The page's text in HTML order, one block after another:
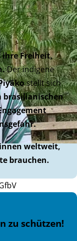
Freiheit,
Der indigene
stellt sich
brasilianischen
weltweit,
brauchen.
zu schützen!